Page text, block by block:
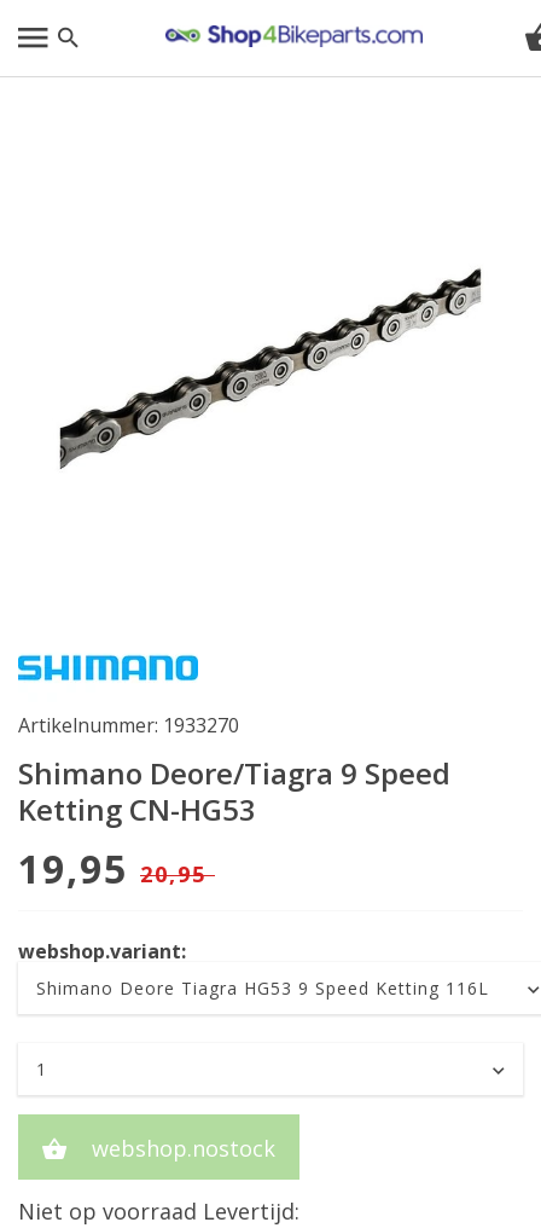
Artikelnummer: 1933270
Shimano Deore/Tiagra 9 Speed
Ketting CN-HG53
19,95 20,95
webshop.variant:
webshop.nostock
Niet op voorraad Levertijd: